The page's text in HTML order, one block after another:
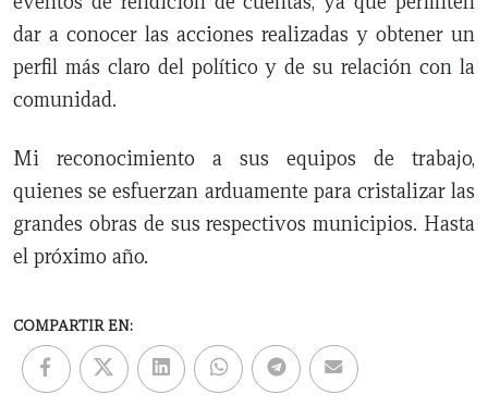
dar a conocer las acciones realizadas y obtener un
perfil más claro del político y de su relación con la
comunidad.
Mi reconocimiento a sus equipos de trabajo,
quienes se esfuerzan arduamente para cristalizar las
grandes obras de sus respectivos municipios. Hasta
el próximo año.
COMPARTIR EN: